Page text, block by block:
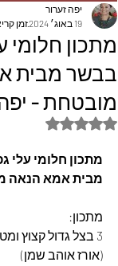
מתכון חלומי
בבשר מבית
מובטחת -
יפה זערור
19 באוג׳ 2024
זמן קריאה
דירוג של NaN מתוך 5 כוכבים
מתכון חלומי עלי
מבית אמא הנאה
מתכון:
3 בצל גדול קצוץ
(אורז אוהב שמן)